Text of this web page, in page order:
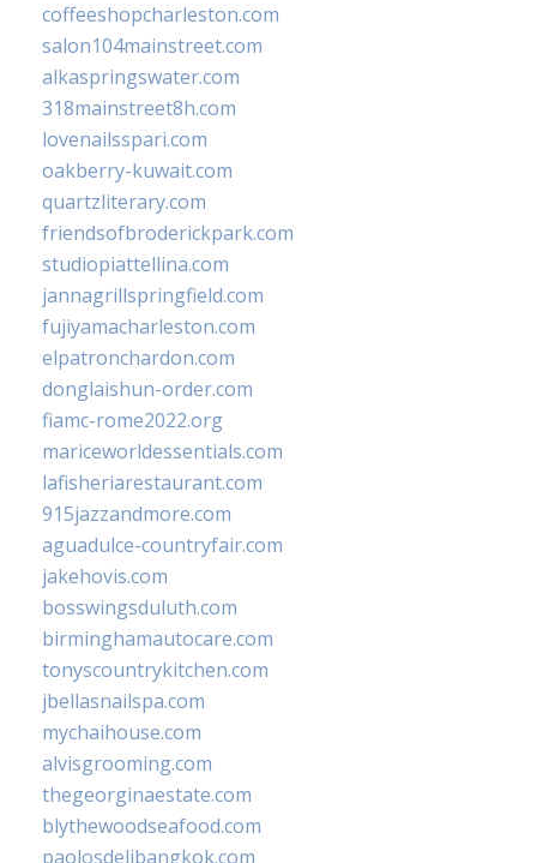
coffeeshopcharleston.com
salon104mainstreet.com
alkaspringswater.com
318mainstreet8h.com
lovenailsspari.com
oakberry-kuwait.com
quartzliterary.com
friendsofbroderickpark.com
studiopiattellina.com
jannagrillspringfield.com
fujiyamacharleston.com
elpatronchardon.com
donglaishun-order.com
fiamc-rome2022.org
mariceworldessentials.com
lafisheriarestaurant.com
915jazzandmore.com
aguadulce-countryfair.com
jakehovis.com
bosswingsduluth.com
birminghamautocare.com
tonyscountrykitchen.com
jbellasnailspa.com
mychaihouse.com
alvisgrooming.com
thegeorginaestate.com
blythewoodseafood.com
paolosdelibangkok.com